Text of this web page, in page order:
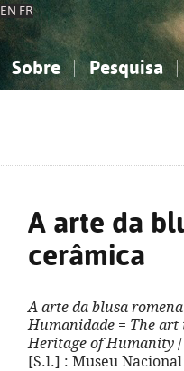
EN FR
Sobre Pesquisa
A arte da
cerâmica
A arte da blusa
Humanidade = The art
Heritage of Humanity
[S.l.] : Museu